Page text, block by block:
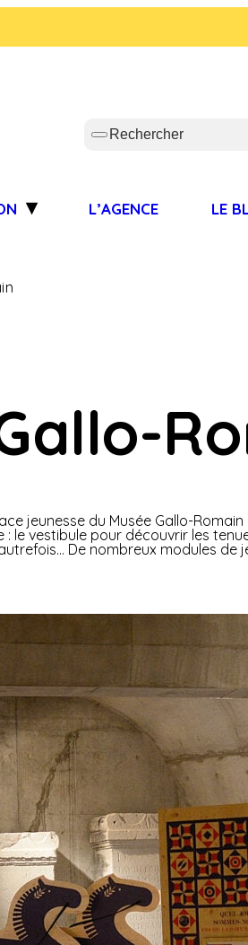
L’AGENCE LE
jeunesse du Musée Gallo-
vestibule pour découvrir les
De nombreux modules